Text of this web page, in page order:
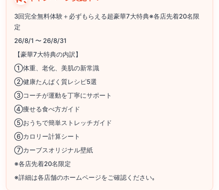
3回完全無料体験＋必ずもらえる超豪華7大特典※各店先着20名限
定
26/8/1 〜 26/8/31
【豪華7大特典の内訳】
①体重、老化、美肌の新常識
②健康たんぱく質レシピ5選
③コーチが運動を丁寧にサポート
④痩せる食べ方ガイド
⑤おうちで簡単ストレッチガイド
⑥カロリー計算シート
⑦カーブスオリジナル壁紙
※各店先着20名限定
※詳細は各店舗のホームページをご確認ください｡